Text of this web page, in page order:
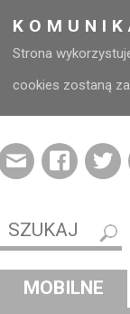
Strona
cookies zostaną
MOBILNE